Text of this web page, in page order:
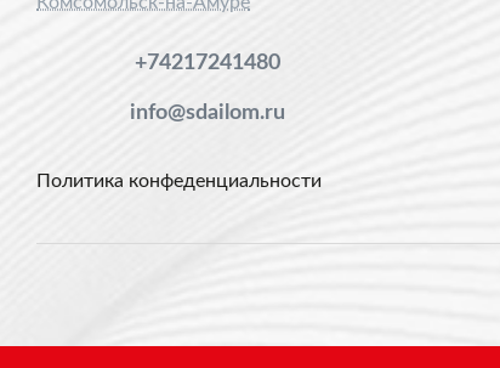
+74217241480
info@sdailom.ru
Политика конфеденциальности